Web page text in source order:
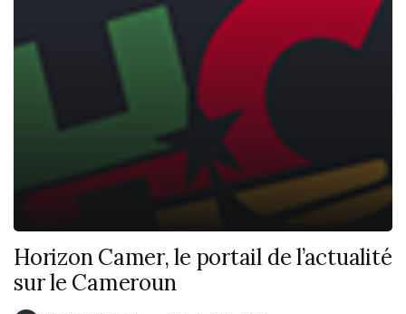
Horizon Camer, le portail de l’actualité
sur le Cameroun